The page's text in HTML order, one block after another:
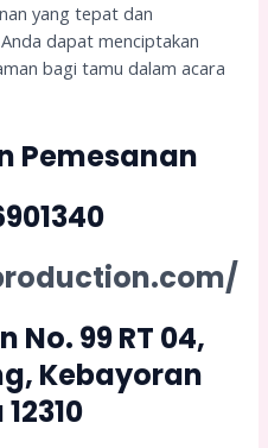
yang tepat dan
dapat menciptakan
bagi tamu dalam acara
Pemesanan
No. 99 RT 04,
Kebayoran